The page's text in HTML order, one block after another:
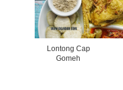
Lontong Cap
Gomeh